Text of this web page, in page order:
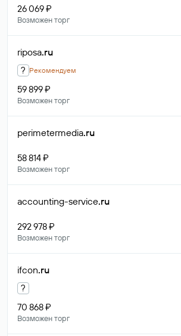
26 069 ₽
Возможен торг
riposa.ru
? Рекомендуем
59 899 ₽
Возможен торг
perimetermedia.ru
58 814 ₽
Возможен торг
accounting-service.ru
292 978 ₽
Возможен торг
ifcon.ru
?
70 868 ₽
Возможен торг